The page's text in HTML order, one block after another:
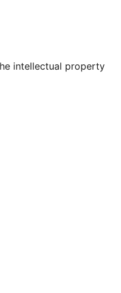
channel
Tumblr account
intellectual property